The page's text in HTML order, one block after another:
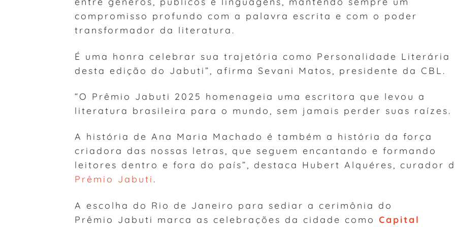
compromisso profundo com a palavra escrita e com o poder
transformador da literatura.
É uma honra celebrar sua trajetória como Personalidade Literária
desta edição do Jabuti”, afirma Sevani Matos, presidente da CBL.
“O Prêmio Jabuti 2025 homenageia uma escritora que levou a
literatura brasileira para o mundo, sem jamais perder suas raízes.
A história de Ana Maria Machado é também a história da força
criadora das nossas letras, que seguem encantando e formando
leitores dentro e fora do país”, destaca Hubert Alquéres, curador
Prêmio Jabuti .
A escolha do Rio de Janeiro para sediar a cerimônia do
Prêmio Jabuti marca as celebrações da cidade como Capital